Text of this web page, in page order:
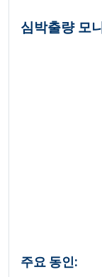
심박출량 모
주요 동인: